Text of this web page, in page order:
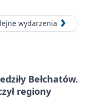
wydarzenia
Bełchatów.
regiony